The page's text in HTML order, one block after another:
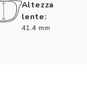
Altezza
lente:
41.4 mm